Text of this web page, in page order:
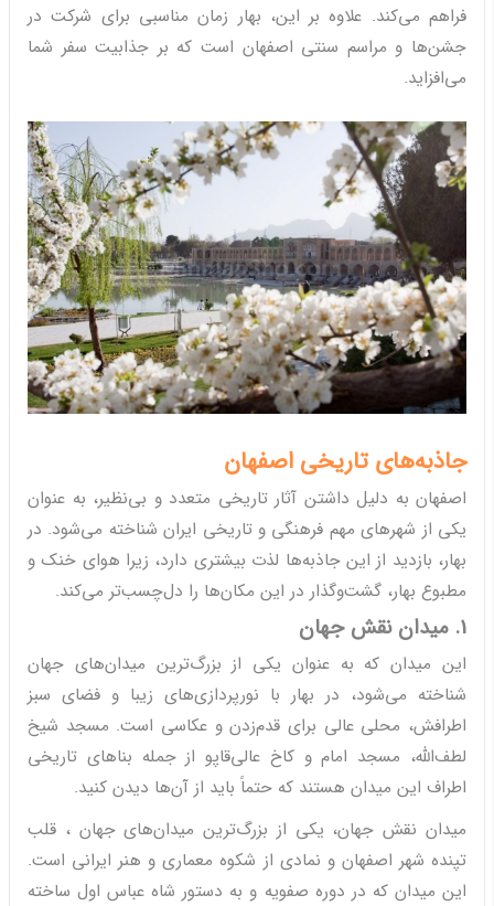
فراهم می‌کند. علاوه بر این، بهار زمان مناسبی برای شرکت در
جشن‌ها و مراسم سنتی اصفهان است که بر جذابیت سفر شما
می‌افزاید.
جاذبه‌های تاریخی اصفهان
اصفهان به دلیل داشتن آثار تاریخی متعدد و بی‌نظیر، به عنوان
یکی از شهرهای مهم فرهنگی و تاریخی ایران شناخته می‌شود. در
بهار، بازدید از این جاذبه‌ها لذت بیشتری دارد، زیرا هوای خنک و
مطبوع بهار، گشت‌وگذار در این مکان‌ها را دل‌چسب‌تر می‌کند.
1. میدان نقش جهان
این میدان که به عنوان یکی از بزرگ‌ترین میدان‌های جهان
شناخته می‌شود، در بهار با نورپردازی‌های زیبا و فضای سبز
اطرافش، محلی عالی برای قدم‌زدن و عکاسی است. مسجد شیخ
لطف‌الله، مسجد امام و کاخ عالی‌قاپو از جمله بناهای تاریخی
اطراف این میدان هستند که حتماً باید از آن‌ها دیدن کنید.
میدان نقش جهان، یکی از بزرگ‌ترین میدان‌های جهان ، قلب
تپنده شهر اصفهان و نمادی از شکوه معماری و هنر ایرانی است.
این میدان که در دوره صفویه و به دستور شاه عباس اول ساخته